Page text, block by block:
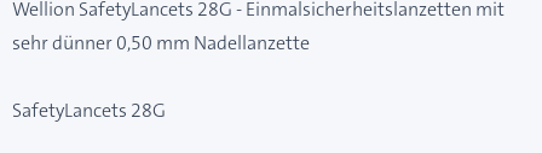
Wellion SafetyLancets 28G - Einmalsicherheitslanzetten mit
sehr dünner 0,50 mm Nadellanzette
SafetyLancets 28G